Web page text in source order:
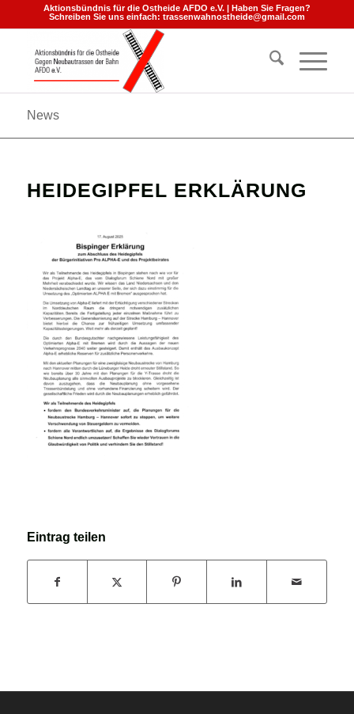
Aktionsbündnis für die Ostheide AFDO e.V. | Haben Sie Fragen?
Schreiben Sie uns einfach: trassenwahnostheide@gmail.com
News
HEIDEGIPFEL ERKLÄRUNG
Eintrag teilen